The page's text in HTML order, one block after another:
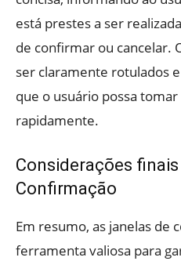
está prestes a ser
de confirmar ou cancelar.
ser claramente rotulados
que o usuário possa
rapidamente.
Considerações
Confirmação
Em resumo, as janelas de
ferramenta valiosa para